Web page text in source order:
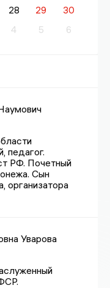
28 29
30
4 5 6
педагог.
РФ. Почетный
Сын
организатора
Уварова